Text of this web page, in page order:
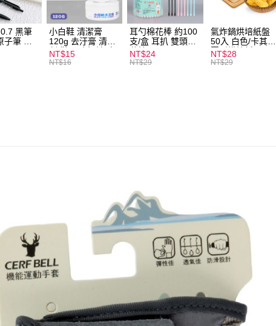
全家取貨付款
每筆NT$60，滿NT$599(含以上)免運費
付款後全家取貨
每筆NT$60，滿NT$599(含以上)免運費
黑筆
子筆 黑
小白鞋 清潔膏
120g 去汙膏 清潔
劑 鞋子 去汙漬 白
皮鞋 鞋油
NT$15
NT$16
耳勺棉花棒 約100
支/盒 耳扒 雙頭棉
花棒
NT$24
NT$29
氣炸鍋烘培紙盤
50入 白色/卡其色
圓形烘焙紙
NT$28
NT$29